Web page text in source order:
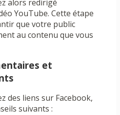
alors redirigé
YouTube. Cette étape
que votre public
au contenu que vous
et
des liens sur Facebook,
suivants :